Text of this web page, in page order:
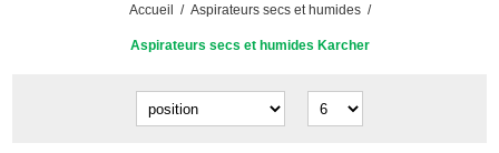
Accueil / Aspirateurs secs et humides /
Aspirateurs secs et humides Karcher